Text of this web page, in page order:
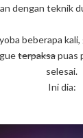
dengan teknik
beberapa
terpaksapuas
selesai.
Ini dia: